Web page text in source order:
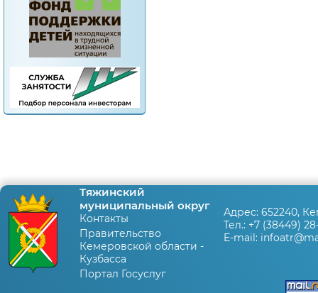
Тяжинский
муниципальный округ
Контакты
Правительство
Кемеровской области -
Кузбасса
Портал Госуслуг
Адрес: 652240,
Тел.: +7 (38449)
E-mail: